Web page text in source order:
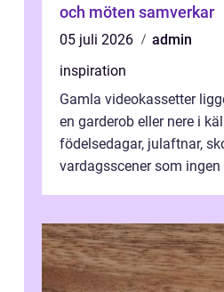
och möten samverkar
05 juli 2026
admin
inspiration
Gamla videokassetter
en garderob eller nere i
födelsedagar, julaftnar,
vardagsscener som